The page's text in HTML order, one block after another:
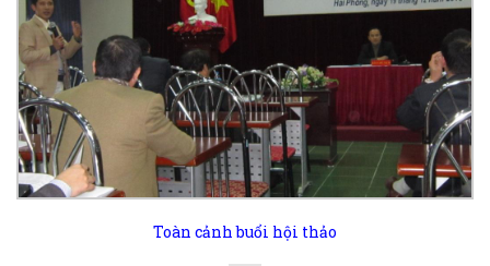
Toàn cảnh buổi hội thảo